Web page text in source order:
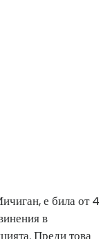
е била от 4
в
Преди това